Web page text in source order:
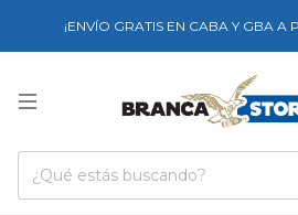
¡ENVÍO GRATIS EN CABA Y GBA A